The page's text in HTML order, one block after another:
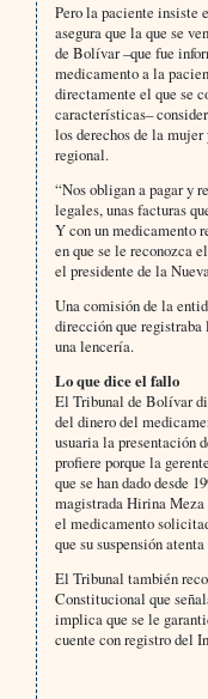
Pero la paciente insiste
asegura que la que se
de Bolívar –que fue
medicamento a la
directamente el que se
características–
los derechos de la
regional.
“Nos obligan a pagar y
legales, unas facturas
Y con un medicamento
en que se le reconozca
el presidente de la
Una comisión de la
dirección que
una lencería.
Lo que dice el fallo
El Tribunal de Bolívar
del dinero del
usuaria la presentación
profiere porque la
que se han dado desde
magistrada Hirina Meza
el medicamento
que su suspensión
El Tribunal también
Constitucional que
implica que se le
cuente con registro del